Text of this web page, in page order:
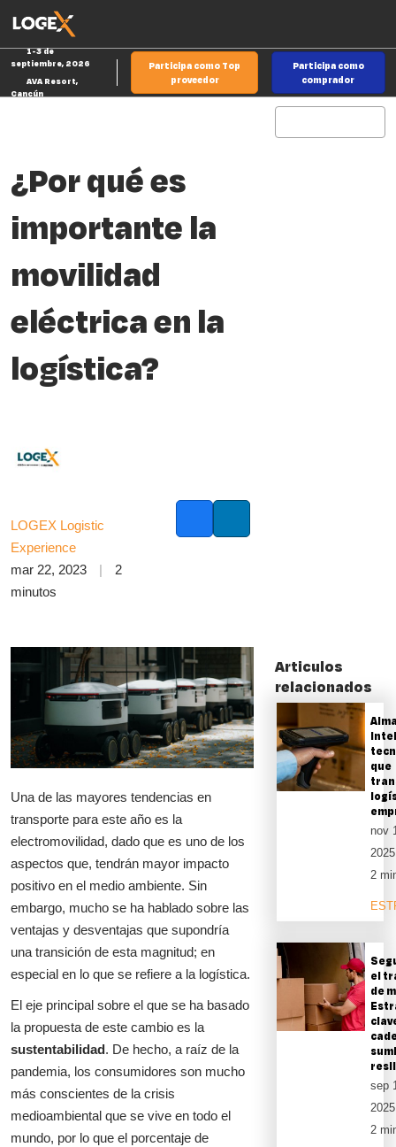
al
contenido
1-3 de
septiembre, 2026
AVA Resort,
Cancún
Participa como Top
proveedor
Participa como
comprador
¿Por qué es
importante la
movilidad
eléctrica en la
logística?
LOGEX Logistic
Experience
mar 22, 2023
2
minutos
Una de las mayores tendencias en
transporte para este año es la
electromovilidad, dado que es uno de los
aspectos que, tendrán mayor impacto
positivo en el medio ambiente. Sin
embargo, mucho se ha hablado sobre las
ventajas y desventajas que supondría
una transición de esta magnitud; en
especial en lo que se refiere a la logística.
El eje principal sobre el que se ha basado
la propuesta de este cambio es la
sustentabilidad. De hecho, a raíz de la
pandemia, los consumidores son mucho
más conscientes de la crisis
medioambiental que se vive en todo el
mundo, por lo que el porcentaje de
Articulos
relacionados
que
nov
2025
2
el
de
sep
2025
2